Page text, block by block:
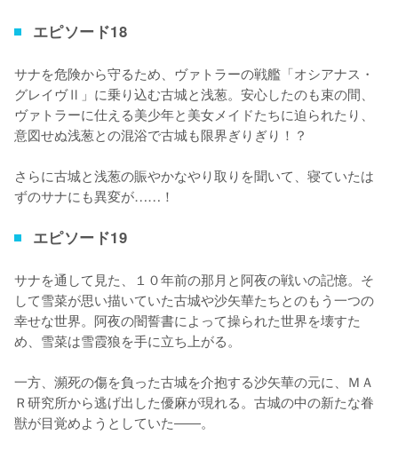
エピソード18
サナを危険から守るため、ヴァトラーの戦艦「オシアナス・
グレイヴⅡ」に乗り込む古城と浅葱。安心したのも束の間、
ヴァトラーに仕える美少年と美女メイドたちに迫られたり、
意図せぬ浅葱との混浴で古城も限界ぎりぎり！？
さらに古城と浅葱の賑やかなやり取りを聞いて、寝ていたは
ずのサナにも異変が……！
エピソード19
サナを通して見た、１０年前の那月と阿夜の戦いの記憶。そ
して雪菜が思い描いていた古城や沙矢華たちとのもう一つの
幸せな世界。阿夜の闇誓書によって操られた世界を壊すた
め、雪菜は雪霞狼を手に立ち上がる。
一方、瀕死の傷を負った古城を介抱する沙矢華の元に、ＭＡ
Ｒ研究所から逃げ出した優麻が現れる。古城の中の新たな眷
獣が目覚めようとしていた――。